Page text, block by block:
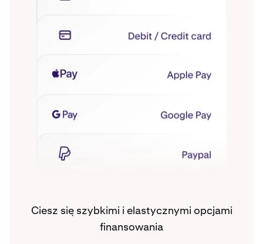
Ciesz się szybkimi i elastycznymi opcjami
finansowania